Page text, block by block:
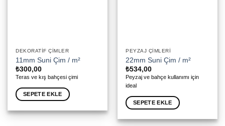
DEKORATIF ÇIMLER
11mm Suni Çim / m²
₺300,00
Teras ve kış bahçesi çimi
SEPETE EKLE
PEYZAJ ÇIMLERI
22mm Suni Çim / m²
₺534,00
Peyzaj ve bahçe kullanımı için
ideal
SEPETE EKLE